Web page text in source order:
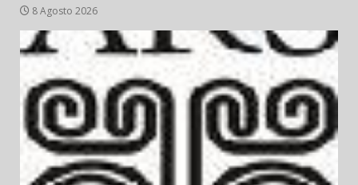
8 Agosto 2026